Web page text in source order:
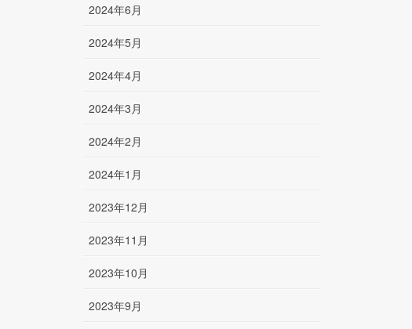
2024年6月
2024年5月
2024年4月
2024年3月
2024年2月
2024年1月
2023年12月
2023年11月
2023年10月
2023年9月